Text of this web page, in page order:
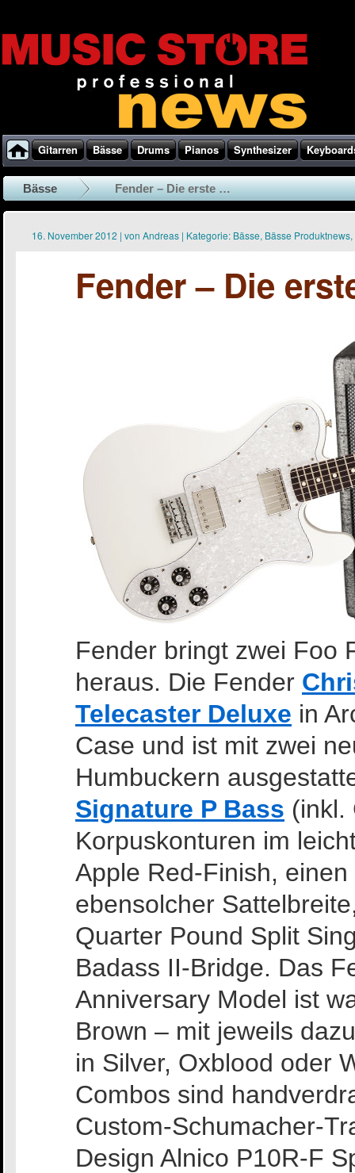
Gitarren Bässe Drums Pianos Synthesizer
Bässe Fender – Die erste …
16. November 2012 | von Andreas | Kategorie: Bässe, Bässe Produktnews,
Fender – Die
Fender bringt zwei Foo
heraus. Die Fender
Telecaster Deluxe in
Case und ist mit zwei
Humbuckern
Signature P Bass (inkl.
Korpuskonturen im
Apple Red-Finish,
ebensolcher
Quarter Pound Split
Badass II-Bridge. Das
Anniversary Model ist
Brown – mit jeweils
in Silver, Oxblood oder
Combos sind
Custom-Schumacher-
Design Alnico P10R-F